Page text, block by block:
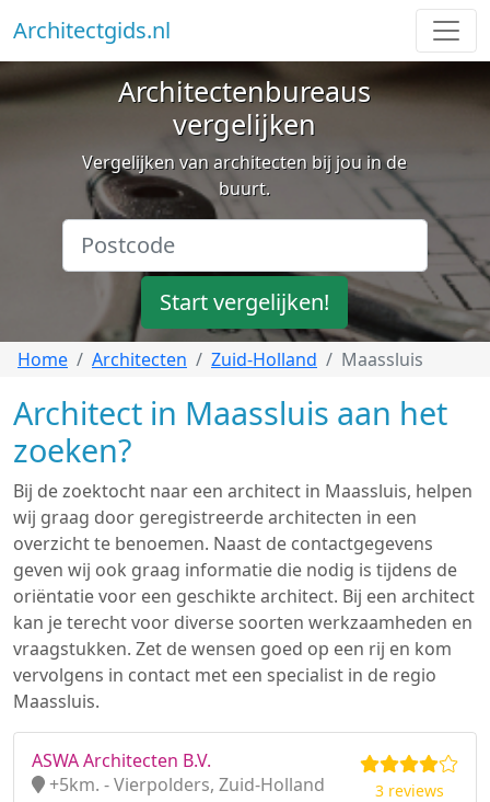
Architectgids.nl
Architectenbureaus
vergelijken
Vergelijken van architecten bij jou in de
buurt.
Start vergelijken!
Home Architecten Zuid-Holland Maassluis
Architect in Maassluis aan het
zoeken?
Bij de zoektocht naar een architect in Maassluis, helpen
wij graag door geregistreerde architecten in een
overzicht te benoemen. Naast de contactgegevens
geven wij ook graag informatie die nodig is tijdens de
oriëntatie voor een geschikte architect. Bij een architect
kan je terecht voor diverse soorten werkzaamheden en
vraagstukken. Zet de wensen goed op een rij en kom
vervolgens in contact met een specialist in de regio
Maassluis.
ASWA Architecten B.V.
+5km. - Vierpolders, Zuid-Holland
3 reviews